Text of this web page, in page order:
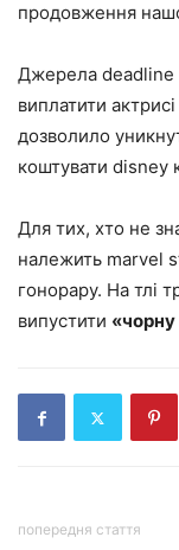
продовження
Джерела deadline
виплатити
дозволило
коштувати disney
Для тих, хто не
належить marvel
гонорару. На тлі
випустити
попередня стаття